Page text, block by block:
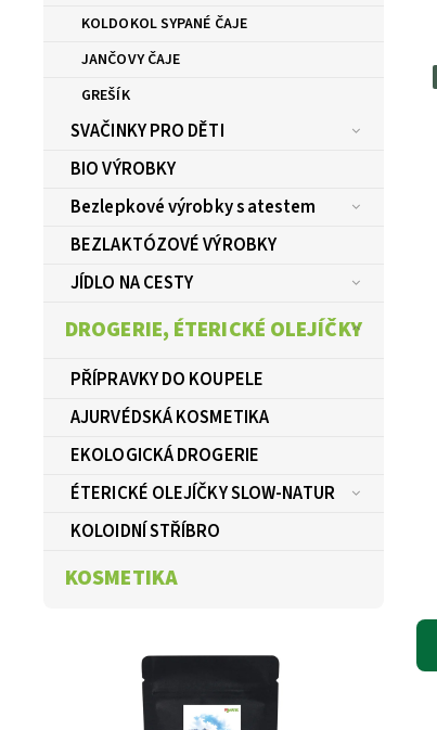
KOLDOKOL SYPANÉ ČAJE
JANČOVY ČAJE
GREŠÍK
SVAČINKY PRO DĚTI
BIO VÝROBKY
Bezlepkové výrobky s atestem
BEZLAKTÓZOVÉ VÝROBKY
JÍDLO NA CESTY
DROGERIE, ÉTERICKÉ OLEJÍČKY
PŘÍPRAVKY DO KOUPELE
AJURVÉDSKÁ KOSMETIKA
EKOLOGICKÁ DROGERIE
ÉTERICKÉ OLEJÍČKY SLOW-NATUR
KOLOIDNÍ STŘÍBRO
KOSMETIKA